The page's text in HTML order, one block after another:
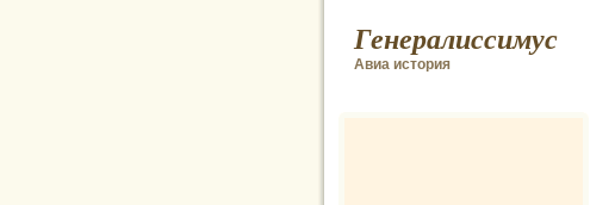
Генералиссимус
Авиа история